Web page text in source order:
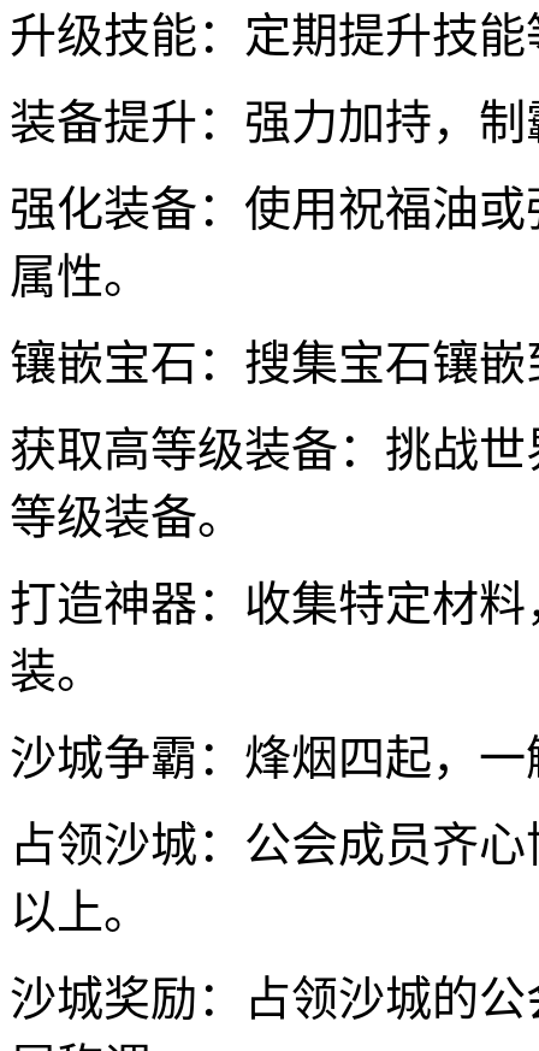
升级技能：定期提升技
装备提升：强力加持，制
强化装备：使用祝福油
属性。
镶嵌宝石：搜集宝石镶
获取高等级装备：挑战
等级装备。
打造神器：收集特定材
装。
沙城争霸：烽烟四起，一
占领沙城：公会成员齐
以上。
沙城奖励：占领沙城的